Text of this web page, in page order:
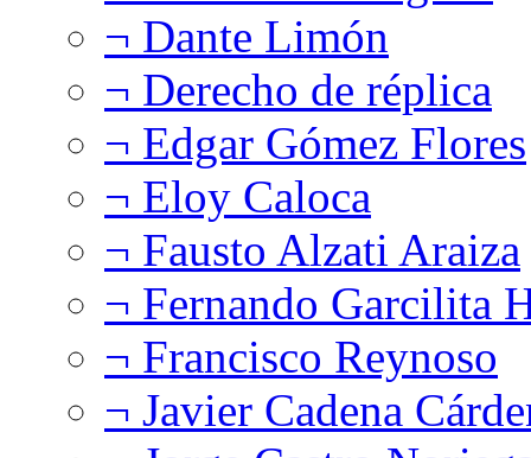
¬ Dante Limón
¬ Derecho de réplica
¬ Edgar Gómez Flores
¬ Eloy Caloca
¬ Fausto Alzati Araiza
¬ Fernando Garcilita
¬ Francisco Reynoso
¬ Javier Cadena